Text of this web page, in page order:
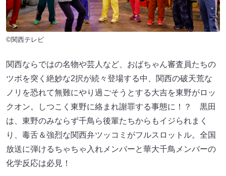
©関西テレビ
関西ならではの名物や芸人など、おばちゃん審査員たちの
ツボを突く絶妙な2択が続々登場する中、関西の破天荒な
ノリを恐れて無難にやり過ごそうとする大吉を東野がロッ
クオン。しつこく東野に絡まれ謝罪する事態に！？ 黒田
は、東野のみならず千鳥ら後輩たちからもイジられまく
り、毒舌＆強烈な関西弁ツッコミがフルスロットル。全国
放送に弾けるちゃちゃ入れメンバーと華大千鳥メンバーの
化学反応は必見！